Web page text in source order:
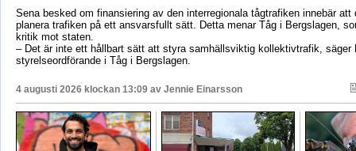
Sena besked om finansiering av den interregionala tågtrafiken innebär att
planera trafiken på ett ansvarsfullt sätt. Detta menar Tåg i Bergslagen,
kritik mot staten.
– Det är inte ett hållbart sätt att styra samhällsviktig kollektivtrafik, säger
styrelseordförande i Tåg i Bergslagen.
4 augusti 2026 klockan 13:09 av Jennie Einarsson